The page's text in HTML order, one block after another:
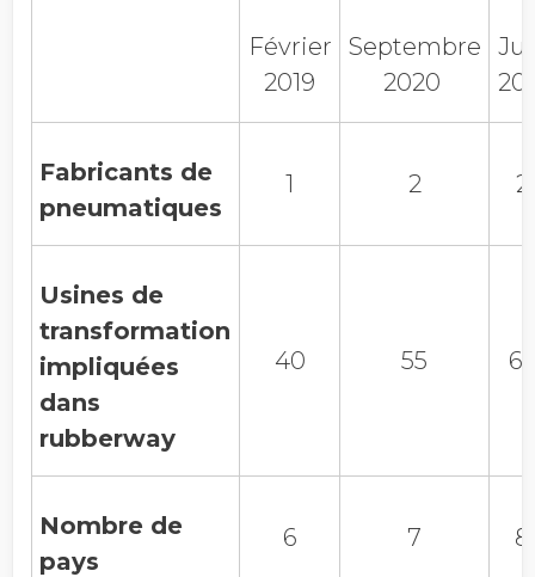
Février
2019
Septembre
2020
Fabricants de
pneumatiques
1 2 2
Usines de
transformation
impliquées
dans
rubberway
40 55
Nombre de
pays
6 7 8